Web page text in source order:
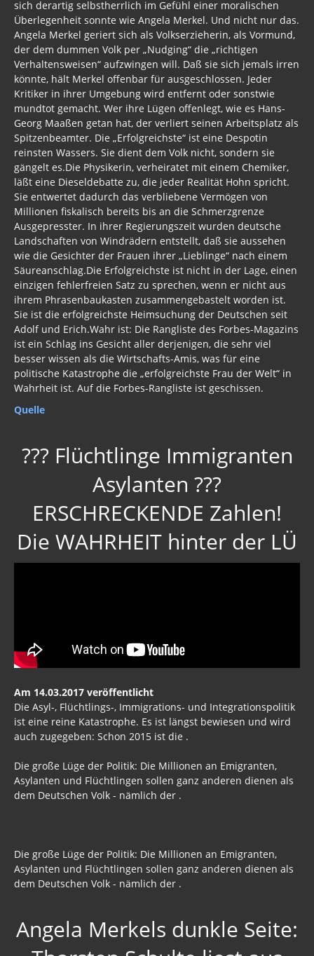
sich derartig selbstherrlich im Gefühl einer moralischen
Überlegenheit sonnte wie Angela Merkel. Und nicht nur das.
Angela Merkel geriert sich als Volkserzieherin, als Vormund,
der dem dummen Volk per „Nudging“ die „richtigen
Verhaltensweisen“ aufzwingen will. Daß sie sich jemals irren
könnte, hält Merkel offenbar für ausgeschlossen. Jeder
Kritiker in ihrer Umgebung wird entfernt oder sonstwie
mundtot gemacht. Wer ihre Lügen offenlegt, wie es Hans-
Georg Maaßen getan hat, der verliert seinen Arbeitsplatz als
Spitzenbeamter. Die „Erfolgreichste“ ist eine Despotin
reinsten Wassers. Sie dient dem Volk nicht, sondern sie
gängelt es.Die Physikerin, verheiratet mit einem Chemiker,
läßt eine Dieseldebatte zu, die jeder Realität Hohn spricht.
Sie entwertet dadurch das verbliebene Vermögen von
Millionen fiskalisch bereits bis an die Schmerzgrenze
Ausgepresster. In ihrer Regierungszeit wurden deutsche
Landschaften von Windrädern entstellt, daß sie aussehen
wie die Gesichter der Frauen ihrer „Lieblinge“ nach einem
Säureanschlag.Die Erfolgreichste ist nicht in der Lage, einen
einzigen fehlerfreien Satz zu sprechen, wenn er nicht aus
ihrem Phrasenbaukasten zusammengebastelt worden ist.
Sie ist die erfolgreichste Heimsuchung der Deutschen seit
Adolf und Erich.Wahr ist: Die Rangliste des Forbes-Magazins
ist ein Schlag ins Gesicht aller derjenigen, die sehr viel
besser wissen als die Wirtschafts-Amis, was für eine
politische Katastrophe die „erfolgreichste Frau der Welt“ in
Wahrheit ist. Auf die Forbes-Rangliste ist geschissen.
Quelle
??? Flüchtlinge Immigranten
Asylanten ???
ERSCHRECKENDE Zahlen!
Die WAHRHEIT hinter der LÜ
Am 14.03.2017 veröffentlicht
Die Asyl-, Flüchtlings-, Immigrations- und Integrationspolitik
ist eine reine Katastrophe. Es ist längst bewiesen und wird
auch zugegeben: Schon 2015 ist die .
Die große Lüge der Politik: Die Millionen an Emigranten,
Asylanten und Flüchtlingen sollen ganz anderen dienen als
dem Deutschen Volk - nämlich der .
Die große Lüge der Politik: Die Millionen an Emigranten,
Asylanten und Flüchtlingen sollen ganz anderen dienen als
dem Deutschen Volk - nämlich der .
Angela Merkels dunkle Seite: